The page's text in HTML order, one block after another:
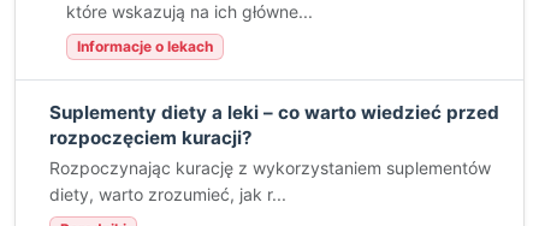
które wskazują na ich główne...
Informacje o lekach
Suplementy diety a leki – co warto wiedzieć przed
rozpoczęciem kuracji?
Rozpoczynając kurację z wykorzystaniem suplementów
diety, warto zrozumieć, jak r...